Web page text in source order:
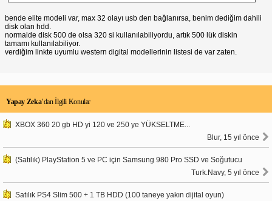
bende elite modeli var, max 32 olayı usb den bağlanırsa, benim dediğim dahili
disk olan hdd.
normalde disk 500 de olsa 320 si kullanılabiliyordu, artık 500 lük diskin
tamamı kullanılabiliyor.
verdiğim linkte uyumlu western digital modellerinin listesi de var zaten.
Yapay Zeka’dan İlgili Konular
XBOX 360 20 gb HD yi 120 ve 250 ye YÜKSELTME...
Blur, 15 yıl önce
(Satılık) PlayStation 5 ve PC için Samsung 980 Pro SSD ve Soğutucu
Turk.Navy, 5 yıl önce
Satılık PS4 Slim 500 + 1 TB HDD (100 taneye yakın dijital oyun)